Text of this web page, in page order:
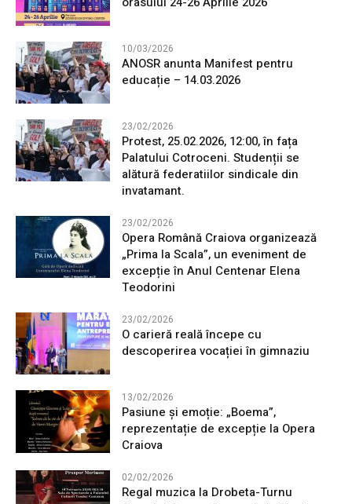
10/03/2026
ANOSR anunta Manifest pentru
educație – 14.03.2026
23/02/2026
Protest, 25.02.2026, 12:00, în fața
Palatului Cotroceni. Studenții se
alătură federatiilor sindicale din
invatamant.
23/02/2026
Opera Română Craiova organizează
„Prima la Scala”, un eveniment de
excepție în Anul Centenar Elena
Teodorini
23/02/2026
O carieră reală începe cu
descoperirea vocației în gimnaziu
13/02/2026
Pasiune și emoție: „Boema”,
reprezentație de excepție la Opera
Craiova
02/02/2026
Regal muzica la Drobeta-Turnu